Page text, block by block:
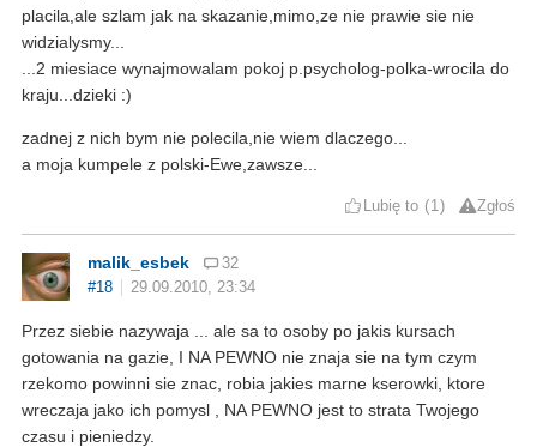
placila,ale szlam jak na skazanie,mimo,ze nie prawie sie nie
widzialysmy...
...2 miesiace wynajmowalam pokoj p.psycholog-polka-wrocila do
kraju...dzieki :)
zadnej z nich bym nie polecila,nie wiem dlaczego...
a moja kumpele z polski-Ewe,zawsze...
Lubię to 1 Zgłoś
malik_esbek
32
#18
29.09.2010, 23:34
Przez siebie nazywaja ... ale sa to osoby po jakis kursach
gotowania na gazie, I NA PEWNO nie znaja sie na tym czym
rzekomo powinni sie znac, robia jakies marne kserowki, ktore
wreczaja jako ich pomysl , NA PEWNO jest to strata Twojego
czasu i pieniedzy.